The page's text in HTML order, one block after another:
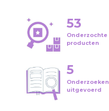
53
Onderzochte
producten
5
Onderzoeken
uitgevoerd